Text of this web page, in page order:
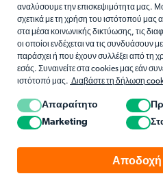
αναλύσουμε την επισκεψιμότητα μας.
σχετικά με τη χρήση του ιστότοπού μας
στα μέσα κοινωνικής δικτύωσης, τις
οι οποίοι ενδέχεται να τις συνδυάσουν
παράσχει ή που έχουν συλλέξει από τη
εσάς. Συναινείτε στα cookies μας εάν
ιστότοπό μας. Διαβάστε τη δήλωση
Απαραίτητο
Marketing
Όροι